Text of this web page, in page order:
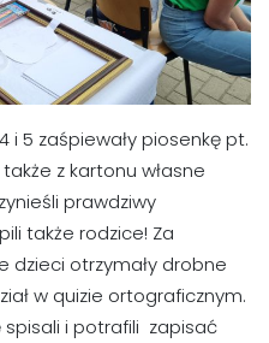
i 5 zaśpiewały piosenkę pt.
z kartonu własne
prawdziwy
także rodzice! Za
dzieci otrzymały drobne
w quizie ortograficznym.
spisali i potrafili zapisać